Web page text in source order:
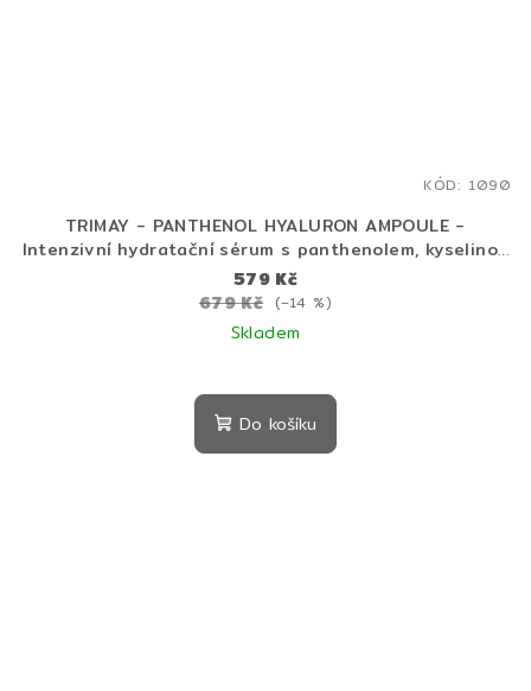
TRIMAY - PANTHENOL HYALURON AMPOULE -
Intenzivní hydratační sérum s panthenolem, kyselinou
hyaluronovou a peptidy 50 ml
579 Kč
679 Kč (–14 %)
Skladem
Do košíku
KÓD: 1090